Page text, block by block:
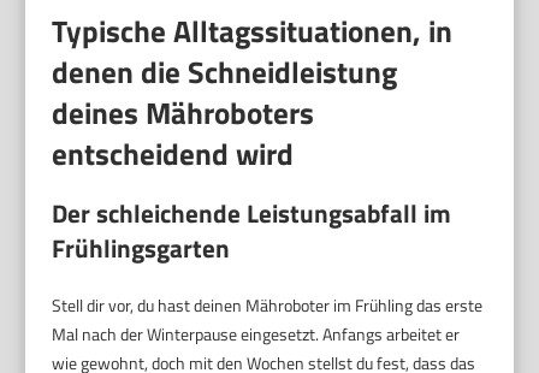
Typische Alltagssituationen, in
denen die Schneidleistung
deines Mähroboters
entscheidend wird
Der schleichende Leistungsabfall im
Frühlingsgarten
Stell dir vor, du hast deinen Mähroboter im Frühling das erste
Mal nach der Winterpause eingesetzt. Anfangs arbeitet er
wie gewohnt, doch mit den Wochen stellst du fest, dass das